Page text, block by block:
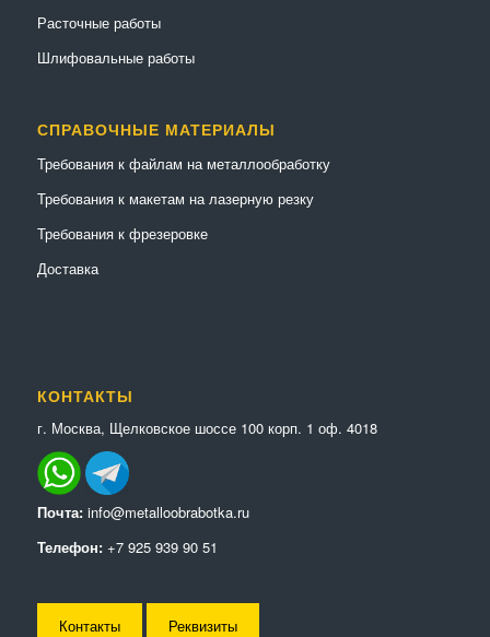
Расточные работы
Шлифовальные работы
СПРАВОЧНЫЕ МАТЕРИАЛЫ
Требования к файлам на металлообработку
Требования к макетам на лазерную резку
Требования к фрезеровке
Доставка
КОНТАКТЫ
г. Москва, Щелковское шоссе 100 корп. 1 оф. 4018
Почта: info@metalloobrabotka.ru
Телефон: +7 925 939 90 51
Контакты Реквизиты